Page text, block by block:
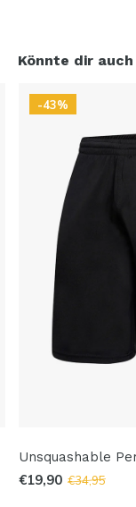
Könnte dir
-43%
Unsquashable
€19,90 €34,95